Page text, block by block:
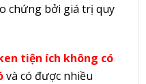
chứng bởi giá trị quy
tiện ích không có
và có được nhiều